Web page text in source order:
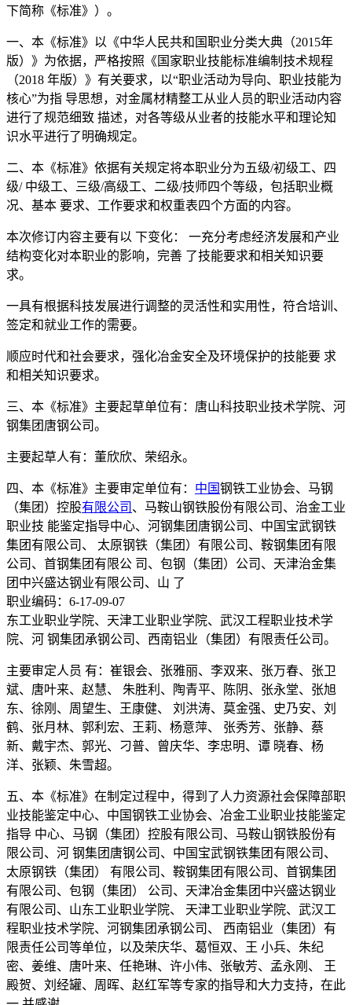
下简称《标准》）。
一、本《标准》以《中华人民共和国职业分类大典（2015年
版）》为依据，严格按照《国家职业技能标准编制技术规程
（2018 年版）》有关要求，以“职业活动为导向、职业技能为
核心”为指 导思想，对金属材精整工从业人员的职业活动内容
进行了规范细致 描述，对各等级从业者的技能水平和理论知
识水平进行了明确规定。
二、本《标准》依据有关规定将本职业分为五级/初级工、四
级/ 中级工、三级/高级工、二级/技师四个等级，包括职业概
况、基本 要求、工作要求和权重表四个方面的内容。
本次修订内容主要有以 下变化： 一充分考虑经济发展和产业
结构变化对本职业的影响，完善 了技能要求和相关知识要
求。
一具有根据科技发展进行调整的灵活性和实用性，符合培训、
签定和就业工作的需要。
顺应时代和社会要求，强化冶金安全及环境保护的技能要 求
和相关知识要求。
三、本《标准》主要起草单位有：唐山科技职业技术学院、河
钢集团唐钢公司。
主要起草人有：董欣欣、荣绍永。
四、本《标准》主要审定单位有： 中国钢铁工业协会、马钢
（集团）控股有限公司 、马鞍山钢铁股份有限公司、治金工业
职业技 能鉴定指导中心、河钢集团唐钢公司、中国宝武钢铁
集团有限公司、 太原钢铁（集团）有限公司、鞍钢集团有限
公司、首钢集团有限公 司、包钢（集团）公司、天津治金集
团中兴盛达钢业有限公司、山 了
职业编码：6-17-09-07
东工业职业学院、天津工业职业学院、武汉工程职业技术学
院、河 钢集团承钢公司、西南铝业（集团）有限责任公司。
主要审定人员 有：崔银会、张雅丽、李双来、张万春、张卫
斌、唐叶来、赵慧、 朱胜利、陶青平、陈阴、张永堂、张旭
东、徐刚、周望生、王康健、 刘洪涛、莫金强、史乃安、刘
鹤、张月林、郭利宏、王莉、杨意萍、 张秀芳、张静、蔡
新、戴宇杰、郭光、刁普、曾庆华、李忠明、谭 晓春、杨
洋、张颖、朱雪超。
五、本《标准》在制定过程中，得到了人力资源社会保障部职
业技能鉴定中心、中国钢铁工业协会、冶金工业职业技能鉴定
指导 中心、马钢（集团）控股有限公司、马鞍山钢铁股份有
限公司、河 钢集团唐钢公司、中国宝武钢铁集团有限公司、
太原钢铁（集团） 有限公司、鞍钢集团有限公司、首钢集团
有限公司、包钢（集团） 公司、天津冶金集团中兴盛达钢业
有限公司、山东工业职业学院、 天津工业职业学院、武汉工
程职业技术学院、河钢集团承钢公司、 西南铝业（集团）有
限责任公司等单位，以及荣庆华、葛恒双、王 小兵、朱纪
密、姜维、唐叶来、任艳琳、许小伟、张敏芳、孟永刚、 王
殿贺、刘经罐、周晖、赵红军等专家的指导和大力支持，在此